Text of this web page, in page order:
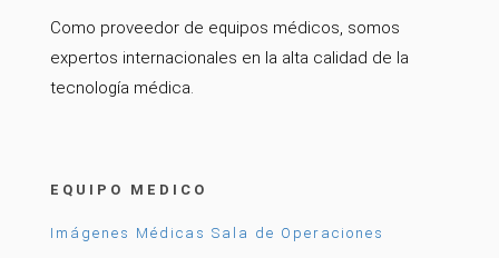
Como proveedor de equipos médicos, somos
expertos internacionales en la alta calidad de la
tecnología médica.
EQUIPO MEDICO
Imágenes Médicas Sala de Operaciones